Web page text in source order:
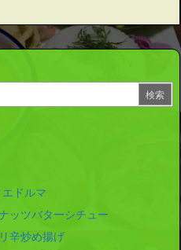
ドルマ
ッツバターシチュー
辛炒め揚げ